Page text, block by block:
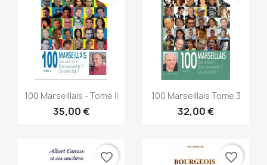
Vista rápida
100 Marseillais - Tome II
35,00 €
Vista rápida
100 Marseillais Tome 3
32,00 €
favorite_border favorite_border